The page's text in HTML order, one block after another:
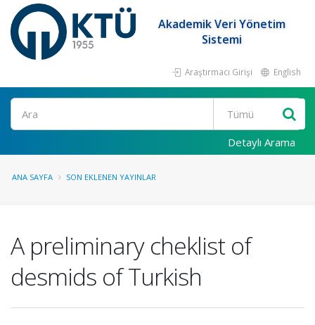
Akademik Veri Yönetim
Sistemi
Araştırmacı Girişi English
Ara
Detaylı Arama
ANA SAYFA SON EKLENEN YAYINLAR
A preliminary cheklist of
desmids of Turkish